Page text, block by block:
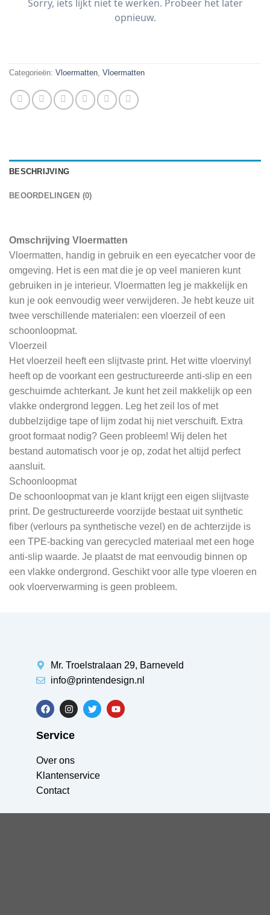
Categorieën: Vloermatten, Vloermatten
BESCHRIJVING
BEOORDELINGEN (0)
Omschrijving Vloermatten
Vloermatten, handig in gebruik en een eyecatcher voor de
omgeving. Het is een mat die je op veel manieren kunt
gebruiken in je interieur. Vloermatten leg je makkelijk en
kun je ook eenvoudig weer verwijderen. Je hebt keuze uit
twee verschillende materialen: een vloerzeil of een
schoonloopmat.
Vloerzeil
Het vloerzeil heeft een slijtvaste print. Het witte vloervinyl
heeft op de voorkant een gestructureerde anti-slip en een
geschuimde achterkant. Je kunt het zeil makkelijk op een
vlakke ondergrond leggen. Leg het zeil los of met
dubbelzijdige tape of lijm zodat hij niet verschuift. Extra
groot formaat nodig? Geen probleem! Wij delen het
bestand automatisch voor je op, zodat het altijd perfect
aansluit.
Schoonloopmat
De schoonloopmat van je klant krijgt een eigen slijtvaste
print. De gestructureerde voorzijde bestaat uit synthetic
fiber (verlours pa synthetische vezel) en de achterzijde is
een TPE-backing van gerecycled materiaal met een hoge
anti-slip waarde. Je plaatst de mat eenvoudig binnen op
een vlakke ondergrond. Geschikt voor alle type vloeren en
ook vloerverwarming is geen probleem.
Mr. Troelstralaan 29, Barneveld
info@printendesign.nl
Service
Over ons
Klantenservice
Contact